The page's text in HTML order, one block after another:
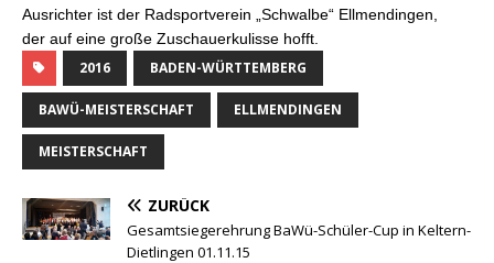
Ausrichter ist der Radsportverein „Schwalbe“ Ellmendingen,
der auf eine große Zuschauerkulisse hofft.
2016 BADEN-WÜRTTEMBERG
BAWÜ-MEISTERSCHAFT ELLMENDINGEN
MEISTERSCHAFT
ZURÜCK
Gesamtsiegerehrung BaWü-Schüler-Cup in Keltern-
Dietlingen 01.11.15